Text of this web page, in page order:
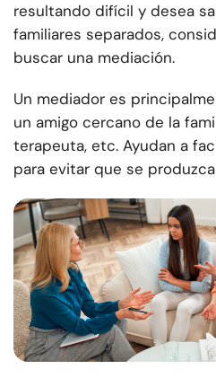
resultando difícil y desea
familiares separados,
buscar una mediación.
Un mediador es
un amigo cercano de la
terapeuta, etc. Ayudan a
para evitar que se